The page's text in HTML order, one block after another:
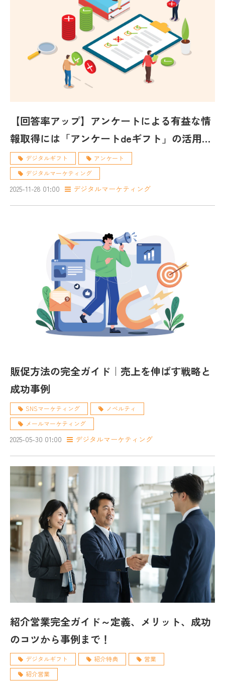
【回答率アップ】アンケートによる有益な情
報取得には「アンケートdeギフト」の活用が
おすすめ！
デジタルギフト
アンケート
デジタルマーケティング
2025-11-28 01:00 デジタルマーケティング
販促方法の完全ガイド｜売上を伸ばす戦略と
成功事例
SNSマーケティング
ノベルティ
メールマーケティング
2025-05-30 01:00 デジタルマーケティング
紹介営業完全ガイド～定義、メリット、成功
のコツから事例まで！
デジタルギフト 紹介特典
営業
紹介営業